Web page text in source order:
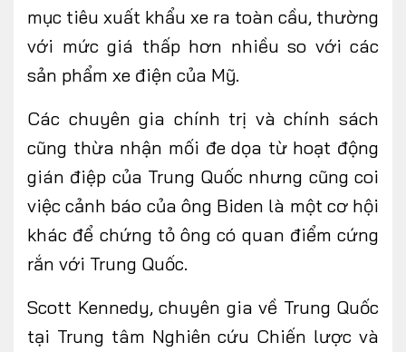
mục tiêu xuất khẩu xe ra toàn cầu, thường
với mức giá thấp hơn nhiều so với các
sản phẩm xe điện của Mỹ.
Các chuyên gia chính trị và chính sách
cũng thừa nhận mối đe dọa từ hoạt động
gián điệp của Trung Quốc nhưng cũng coi
việc cảnh báo của ông Biden là một cơ hội
khác để chứng tỏ ông có quan điểm cứng
rắn với Trung Quốc.
Scott Kennedy, chuyên gia về Trung Quốc
tại Trung tâm Nghiên cứu Chiến lược và